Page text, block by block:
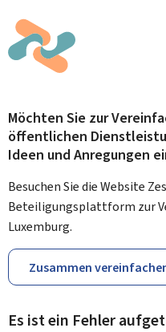
Möchten Sie zur
öffentlichen
Ideen und Anregungen
Besuchen Sie die Website
Beteiligungsplattform zur
Luxemburg.
Zusammen
Es ist ein Fehler